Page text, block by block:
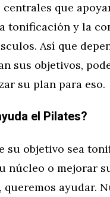
que
tonificación y la
Así que
sus objetivos,
su plan para eso.
el Pilates?
su objetivo sea
núcleo o mejorar
queremos ayudar.